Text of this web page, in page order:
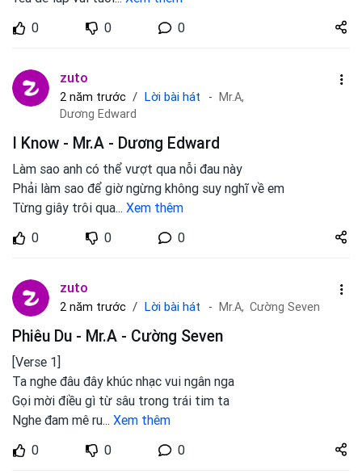
0
0 0
Share
zuto.vn
zuto
2 năm trước Lời bài hát
Mr.A,
Dương Edward
I Know - Mr.A - Dương Edward
Làm sao anh có thể vượt qua nỗi đau này
Phải làm sao để giờ ngừng không suy nghĩ về em
Từng giây trôi qua... Xem thêm
0
0 0
Share
zuto.vn
zuto
2 năm trước Lời bài hát Mr.A, Cường Seven
Phiêu Du - Mr.A - Cường Seven
[Verse 1]
Ta nghe đâu đây khúc nhạc vui ngân nga
Gọi mời điều gì từ sâu trong trái tim ta
Nghe đam mê ru... Xem thêm
0
0 0
Share
zuto.vn